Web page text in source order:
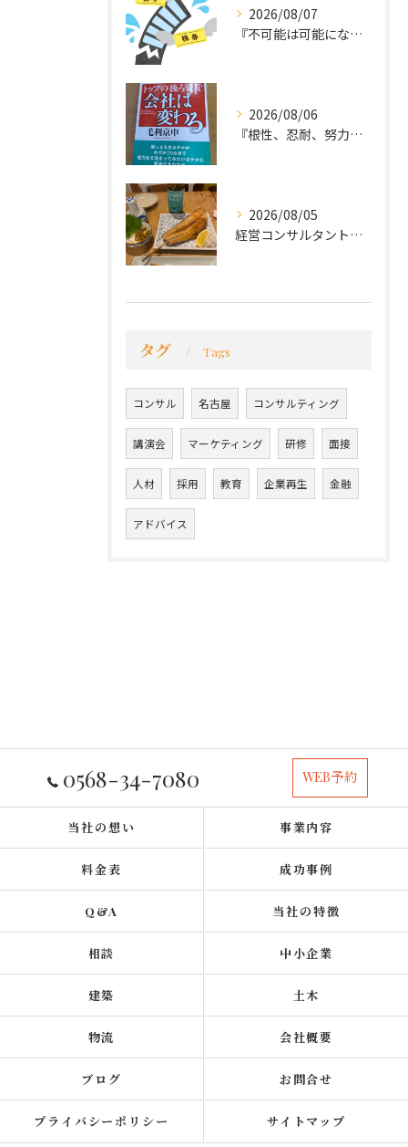
2026/08/07
『不可能は可能になる』
2026/08/06
『根性、忍耐、努力という言葉は死語なのか』
2026/08/05
経営コンサルタントのモーちゃん・毛利京申です。
タグ Tags
コンサル 名古屋 コンサルティング
講演会 マーケティング 研修 面接
人材 採用 教育 企業再生 金融
アドバイス
0568-34-7080 WEB予約
当社の想い 事業内容
料金表 成功事例
Q&A 当社の特徴
相談 中小企業
建築 土木
物流 会社概要
ブログ お問合せ
プライバシーポリシー サイトマップ